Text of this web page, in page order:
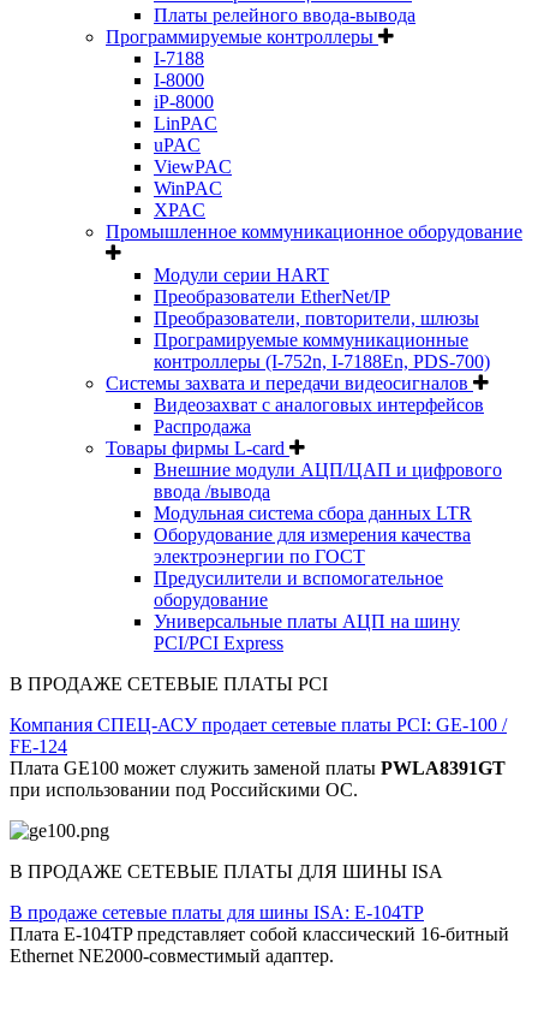
Платы релейного ввода-вывода
Программируемые контроллеры
I-7188
I-8000
iP-8000
LinPAC
uPAC
ViewPAC
WinPAC
XPAC
Промышленное коммуникационное оборудование
Модули серии HART
Преобразователи EtherNet/IP
Преобразователи, повторители, шлюзы
Програмируемые коммуникационные
контроллеры (I-752n, I-7188En, PDS-700)
Системы захвата и передачи видеосигналов
Видеозахват с аналоговых интерфейсов
Распродажа
Товары фирмы L-card
Внешние модули АЦП/ЦАП и цифрового
ввода /вывода
Модульная система сбора данных LTR
Оборудование для измерения качества
электроэнергии по ГОСТ
Предусилители и вспомогательное
оборудование
Универсальные платы АЦП на шину
PCI/PCI Express
В ПРОДАЖЕ СЕТЕВЫЕ ПЛАТЫ PCI
Компания СПЕЦ-АСУ продает сетевые платы PCI: GE-100 /
FE-124
Плата GE100 может служить заменой платы PWLA8391GT
при использовании под Российскими ОС.
В ПРОДАЖЕ СЕТЕВЫЕ ПЛАТЫ ДЛЯ ШИНЫ ISA
В продаже сетевые платы для шины ISA: E-104TP
Плата E-104TP представляет собой классический 16-битный
Ethernet NE2000-совместимый адаптер.